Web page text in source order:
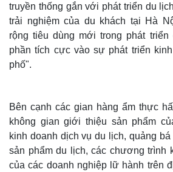
Thế giới
Quan sát
Cuộc sống đó đây
Video
truyền thống gắn với phát triển du
trải nghiệm của du khách tại Hà
rộng tiêu dùng mới trong phát
phần tích cực vào sự phát triển
phố".
Bên cạnh các gian hàng ẩm thực
không gian giới thiệu sản phẩm
kinh doanh dịch vụ du lịch, quảng
sản phẩm du lịch, các chương trình
của các doanh nghiệp lữ hành trên